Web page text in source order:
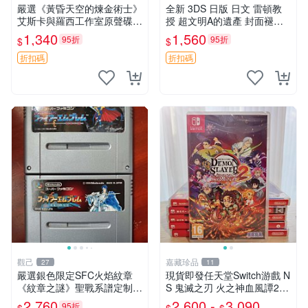
嚴選《黃昏天空的煉金術士》
艾斯卡與羅西工作室原聲碟
游戲音樂 CD 黃昏天空 錢金
術士 網路遊戲
$1,340 95折
折扣碼
全新 3DS 日版 日文 雷頓教
授 超文明A的遺產 封面褪色
全新未拆封 非二手封裝
$1,560 95折
折扣碼
觀己 27
嚴選銀色限定SFC火焰紋章
《紋章之謎》聖戰系譜定制
版，兩作套裝 火焰紋章 織田
嘉藏珍品 11
現貨即發任天堂Switch游戲 N
S 鬼滅之刃 火之神血風譚2
海外版本卡帶（港日韓歐美版